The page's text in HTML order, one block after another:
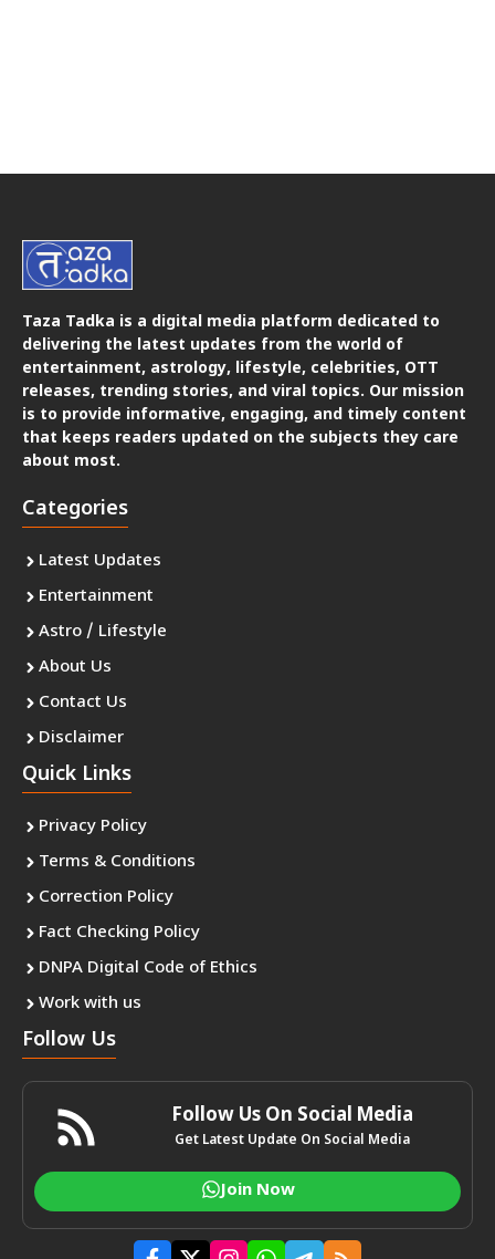
Taza Tadka is a digital media platform dedicated to
delivering the latest updates from the world of
entertainment, astrology, lifestyle, celebrities, OTT
releases, trending stories, and viral topics. Our mission
is to provide informative, engaging, and timely content
that keeps readers updated on the subjects they care
about most.
Categories
Latest Updates
Entertainment
Astro / Lifestyle
About Us
Contact Us
Disclaimer
Quick Links
Privacy Policy
Terms & Conditions
Correction Policy
Fact Checking Policy
DNPA Digital Code of Ethics
Work with us
Follow Us
Follow Us On Social Media
Get Latest Update On Social Media
Join Now